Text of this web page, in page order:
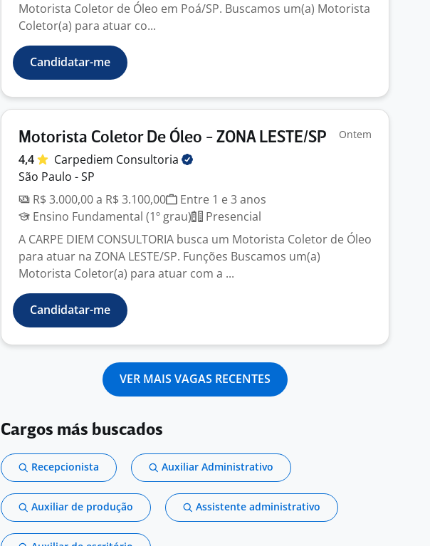
Motorista Coletor de Óleo em Poá/SP. Buscamos um(a) Motorista
Coletor(a) para atuar co...
Candidatar-me
Motorista Coletor De Óleo - ZONA LESTE/SP Ontem
4,4 Carpediem Consultoria
São Paulo - SP
R$ 3.000,00 a R$ 3.100,00
Entre 1 e 3 anos
Ensino Fundamental (1º grau)
Presencial
A CARPE DIEM CONSULTORIA busca um Motorista Coletor de Óleo
para atuar na ZONA LESTE/SP. Funções Buscamos um(a)
Motorista Coletor(a) para atuar com a ...
Candidatar-me
VER MAIS VAGAS RECENTES
Cargos más buscados
Recepcionista Auxiliar Administrativo
Auxiliar de produção Assistente administrativo